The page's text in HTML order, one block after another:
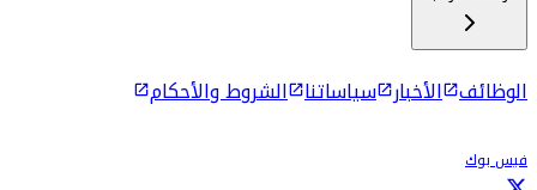
الوظائف الأخبار سياساتنا الشروط والأحكام
فيس بوك